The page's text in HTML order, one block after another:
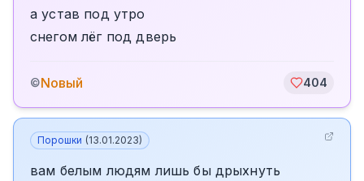
а устав под утро
снегом лёг под дверь
©Nовый 404
Порошки (13.01.2023)
вам белым людям лишь бы дрыхнуть